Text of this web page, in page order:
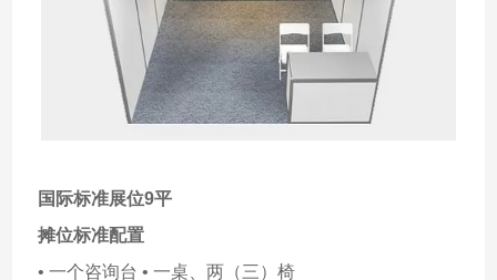
国际标准展位9平
摊位标准配置
• 一个咨询台 • 一桌、两（三）椅